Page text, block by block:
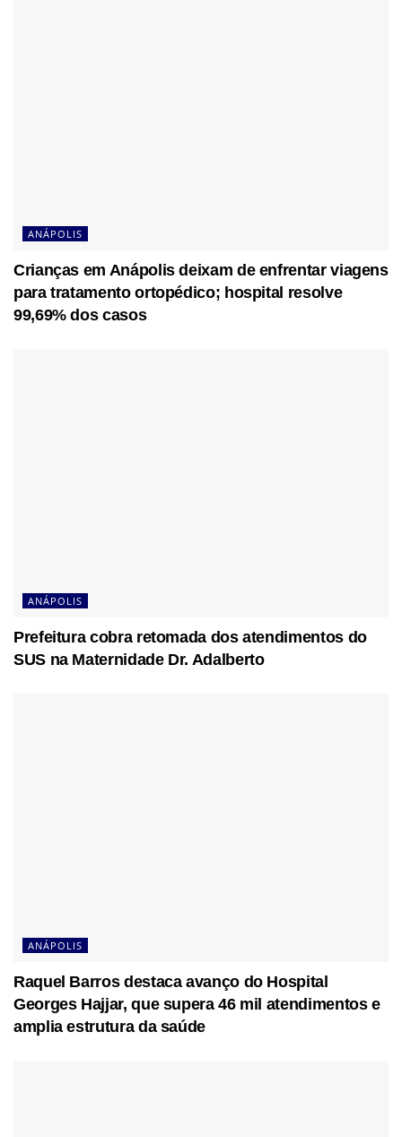
ANÁPOLIS
Crianças em Anápolis deixam de enfrentar viagens
para tratamento ortopédico; hospital resolve
99,69% dos casos
ANÁPOLIS
Prefeitura cobra retomada dos atendimentos do
SUS na Maternidade Dr. Adalberto
ANÁPOLIS
Raquel Barros destaca avanço do Hospital
Georges Hajjar, que supera 46 mil atendimentos e
amplia estrutura da saúde